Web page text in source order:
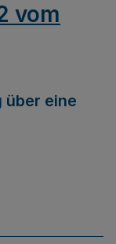
vom
eine